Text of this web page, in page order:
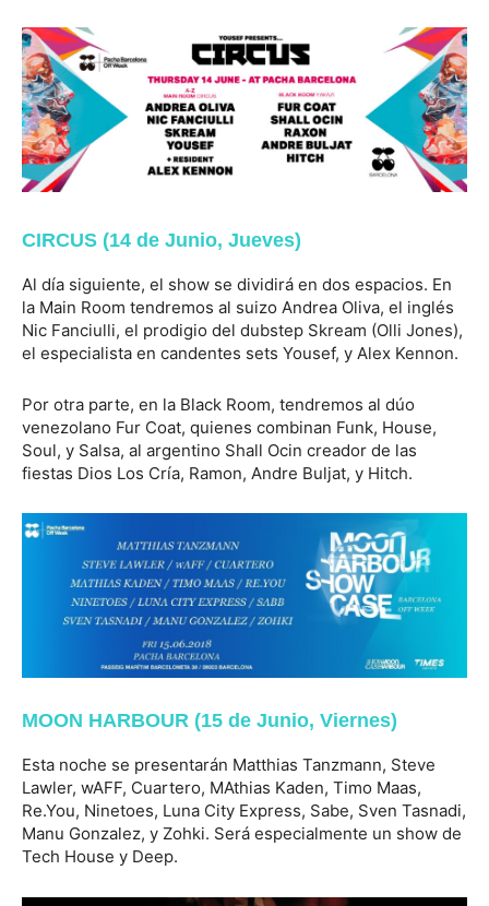
CIRCUS (14 de Junio, Jueves)
Al día siguiente, el show se dividirá en dos espacios. En
la Main Room tendremos al suizo Andrea Oliva, el inglés
Nic Fanciulli, el prodigio del dubstep Skream (Olli Jones),
el especialista en candentes sets Yousef, y Alex Kennon.
Por otra parte, en la Black Room, tendremos al dúo
venezolano Fur Coat, quienes combinan Funk, House,
Soul, y Salsa, al argentino Shall Ocin creador de las
fiestas Dios Los Cría, Ramon, Andre Buljat, y Hitch.
MOON HARBOUR (15 de Junio, Viernes)
Esta noche se presentarán Matthias Tanzmann, Steve
Lawler, wAFF, Cuartero, MAthias Kaden, Timo Maas,
Re.You, Ninetoes, Luna City Express, Sabe, Sven Tasnadi,
Manu Gonzalez, y Zohki. Será especialmente un show de
Tech House y Deep.